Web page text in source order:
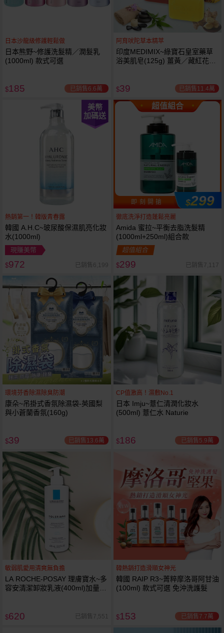
日本沙龍級修護輕鬆做
日本熊野~修護洗髮精／潤髮乳
(1000ml) 款式可選
$185 已銷售6.6萬
阿育吠陀草本精萃
印度MEDIMIX~綠寶石皇室藥草
浴美肌皂(125g) 薑黃／藏紅花／
$39 已銷售11.4萬
美幣
加碼送
熱銷第一！韓版青春露
韓國 A.H.C~玻尿酸保濕肌亮化妝
水(1000ml)
現賺美幣
$972 已銷售6,199
超值組合
即 刻 開 搶 $299
徹底洗淨打造蓬鬆亮麗
Amida 蜜拉~平衡去脂洗髮精
(1000ml+250ml)組合款
超值組合
$299 已銷售7,117
環境芬香除濕除臭防潮
康朵~吊掛式香氛除濕袋-英國梨
與小蒼蘭香氛(160g)
$39 已銷售13.6萬
CP值激高！濕敷No.1
日本 Imju~薏仁清潤化妝水
(500ml) 薏仁水 Naturie
$186 已銷售5.9萬
敏弱肌愛用清爽無負擔
LA ROCHE-POSAY 理膚寶水~多
容安清潔卸妝乳液(400ml)加量
$620 已銷售7,551
韓熱銷打造滑順女神光
韓國 RAIP R3~菁粹摩洛哥阿甘油
(100ml) 款式可選 免沖洗護髮
$153 已銷售7.7萬